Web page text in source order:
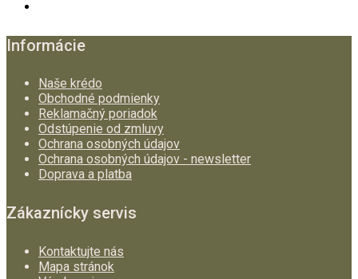
Informácie
Naše krédo
Obchodné podmienky
Reklamačný poriadok
Odstúpenie od zmluvy
Ochrana osobných údajov
Ochrana osobných údajov - newsletter
Doprava a platba
Zákaznícky servis
Kontaktujte nás
Mapa stránok